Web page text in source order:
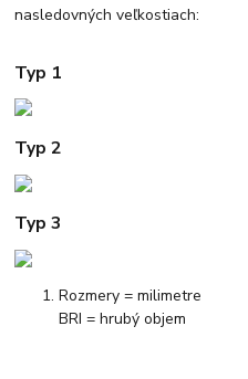
nasledovných veľkostiach:
Typ 1
Typ 2
Typ 3
Rozmery = milimetre
BRI = hrubý objem